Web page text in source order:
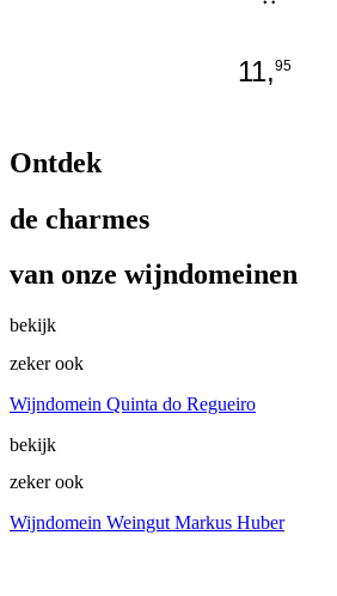
11,95
Ontdek
de charmes
van onze wijndomeinen
bekijk
zeker ook
Wijndomein Quinta do Regueiro
bekijk
zeker ook
Wijndomein Weingut Markus Huber